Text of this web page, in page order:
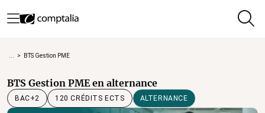
> BTS Gestion PME
BTS Gestion PME en alternance
BAC+2 120 CRÉDITS ECTS ALTERNANCE